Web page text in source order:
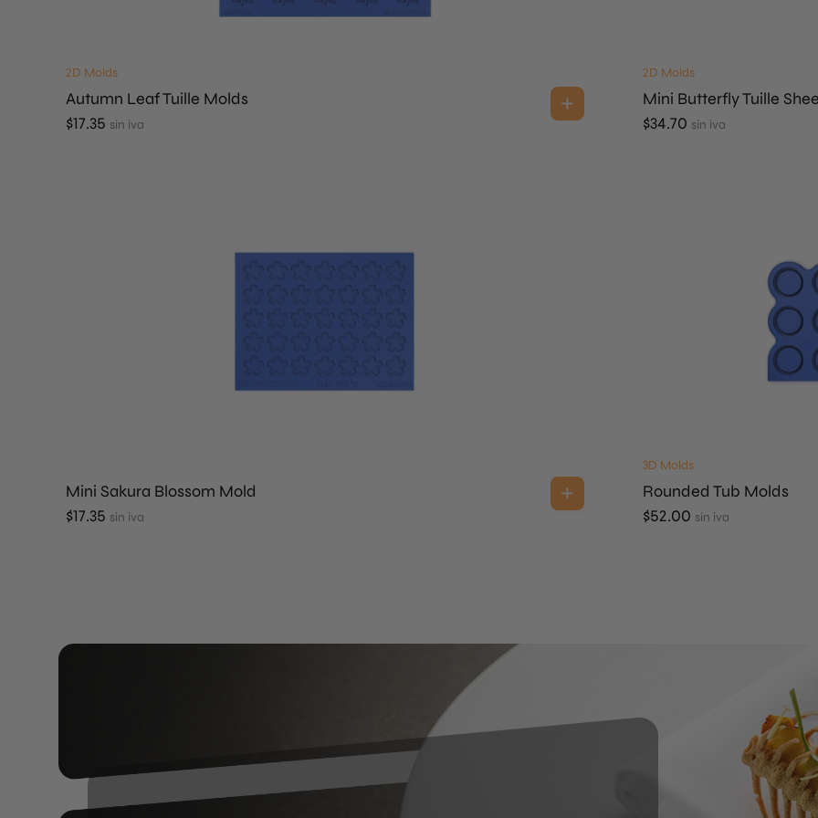
2D Molds
Autumn Leaf Tuille Molds
$17.35 sin iva
2D Molds
Mini Butterfly Tuille
$34.70 sin iva
Mini Sakura Blossom Mold
$17.35 sin iva
3D Molds
Rounded Tub Molds
$52.00 sin iva